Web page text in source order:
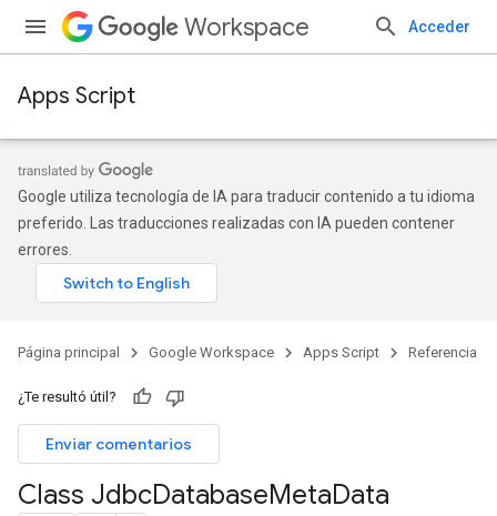
Workspace Acceder
Apps Script
Google utiliza tecnología de IA para traducir contenido a tu idioma
preferido. Las traducciones realizadas con IA pueden contener
errores.
Página principal Google Workspace Apps Script Referencia
¿Te resultó útil?
Enviar comentarios
Class JdbcDatabaseMetaData